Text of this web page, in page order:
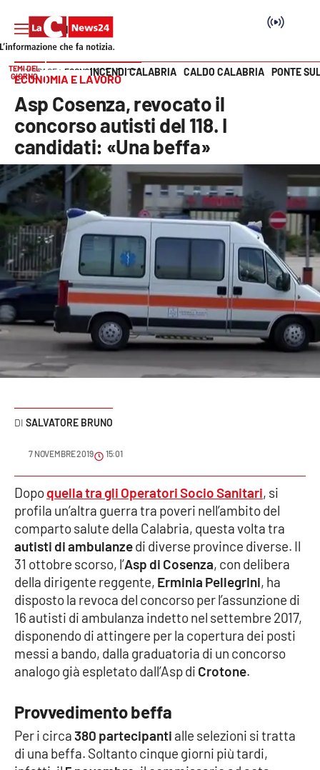
SEZIONI
Cronaca
Politica
Attualità
Economia e lavoro
Italia Mondo
Sanità
Sport
Meteo
Editoriali
VIDEO
Ambiente
Cronaca
Cultura
Economia e Lavoro
Politica
Vai
TEMI DEL
GIORNO
INCENDI CALABRIA CALDO CALABRIA PONTE
HOME PAGE ECONOMIA E LAVORO
ECONOMIA E LAVORO
Asp Cosenza, revocato il
concorso autisti del 118. I
candidati: «Una beffa»
SALVATORE BRUNO
7 NOVEMBRE 2019 15:01
Dopoquella tra gli Operatori Socio Sanitari, si
profila un’altra guerra tra poveri nell’ambito del
comparto salute della Calabria, questa volta tra
autisti di ambulanzedi diverse province diverse. Il
31 ottobre scorso, l’Asp di Cosenza, con delibera
della dirigente reggente, Erminia Pellegrini, ha
disposto la revoca del concorso per l’assunzione di
16 autisti di ambulanza indetto nel settembre 2017,
disponendo di attingere per la copertura dei posti
messi a bando, dalla graduatoria di un concorso
analogo già espletato dall’Asp di Crotone.
Provvedimento beffa
Per i circa380 partecipanti alle selezioni si tratta
di una beffa. Soltanto cinque giorni più tardi,